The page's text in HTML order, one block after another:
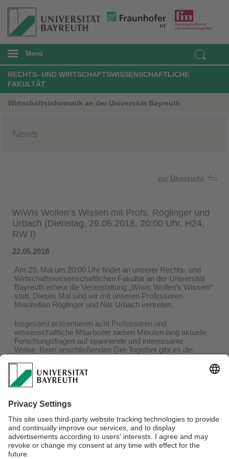
Menü
RECHTS- UND WIRTSCHAFTSWISSENSCHAFTLICHE
FAKULTÄT
Wirtschaftsinformatik an der Universität Bayreuth
News
zur Übersicht
WiWis Wollen’s Wissen mit Profs. Röglinger und
Urbach (Dienstag, 29.05.2018, 20:00 Uhr, H24,
RW I)
22.05.2018
Am 29. Mai um 20:00 Uhr findet an unserer Rechts- und
Wirtschaftswissenschaftlichen Fakultät an der Universität
Bayreuth erneut die Veranstaltung „Wiwis Wollen’s Wissen!“
statt. Dieses Mal sind wir mit unseren Professoren
Maximilian Röglinger und Nils Urbach vertreten.
Insgesamt präsentieren acht Professoren und
wissenschaftliche Mitarbeiter sieben Minuten lang aktuelle
Forschungsfragen auf spannende und interessante
Weise. Beim anschließenden Get-Together gibt es die
Vortragenden ins Gespräch zu kommen.
Genauere Informationen findet ihr auf der Facebook-
(https://www.facebook.com/events/372067723302425/
Ansprechpartner:
Prof. Dr. Maximilian Röglinger